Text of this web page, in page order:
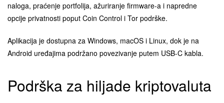
naloga, praćenje portfolija, ažuriranje firmware-a i napredne
opcije privatnosti poput Coin Control i Tor podrške.
Aplikacija je dostupna za Windows, macOS i Linux, dok je na
Android uređajima podržano povezivanje putem USB-C kabla.
Podrška za hiljade kriptovaluta